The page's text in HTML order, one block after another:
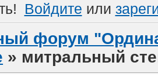
Войдите или
форум
» митральный